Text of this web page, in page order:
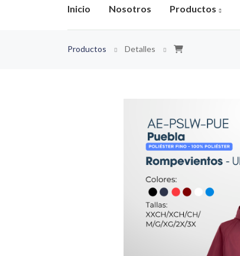
Inicio Nosotros Productos
Productos Detalles